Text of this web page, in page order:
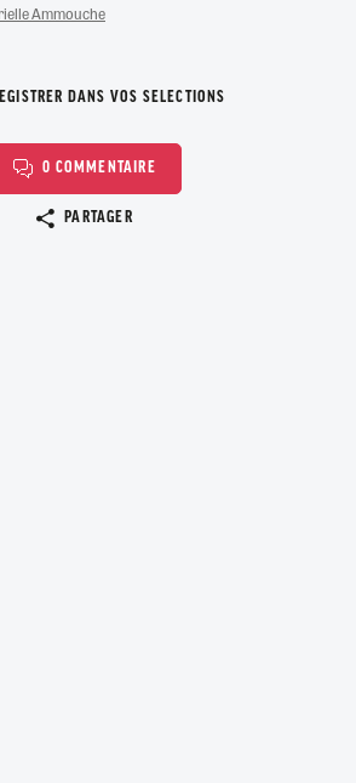
Ammouche
DANS VOS SELECTIONS
0 COMMENTAIRE
PARTAGER